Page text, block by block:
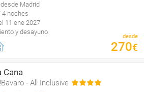
Madrid
4 noches
11 ene 2027
y desayuno
desde
270€
Cana
- All Inclusive